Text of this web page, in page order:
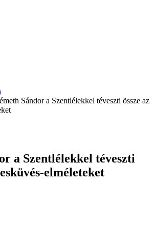
Sándor a Szentlélekkel téveszti össze az
a Szentlélekkel téveszti
elméleteket